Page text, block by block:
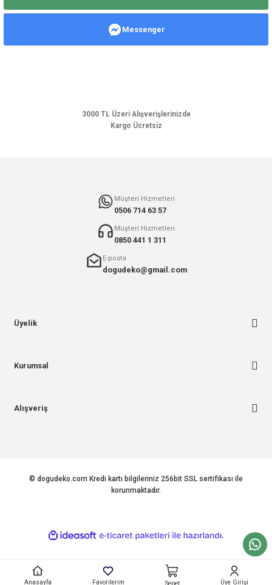
Ürün resmi kalitesiz, bozuk veya görüntülenemiyor.
Messenger
3000 TL Üzeri Alışverişlerinizde
Kargo Ücretsiz
Müşteri Hizmetleri
0506 714 63 57
Müşteri Hizmetleri
0850 441 1 311
E-posta
dogudeko@gmail.com
Üyelik
Kurumsal
Alışveriş
© dogudeko.com Kredi kartı bilgileriniz 256bit SSL sertifikası ile
korunmaktadır.
Anasayfa Favorilerim Sepet Üye Girişi
ideasoft
e-
hazırlandı.